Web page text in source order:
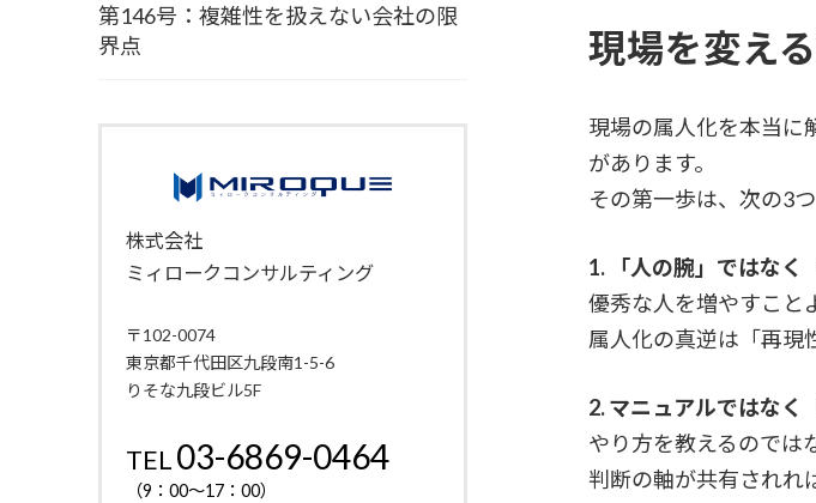
現場を変え
現場の属人化を本当に
があります。
その第一歩は、次の3つ
1. 「人の腕」ではなく
優秀な人を増やすこと
属人化の真逆は「再現
2.マニュアルではなく
やり方を教えるのでは
判断の軸が共有されれ
第146号：複雑性を扱えない会社の限
界点
株式会社
ミィロークコンサルティング
〒102-0074
東京都千代田区九段南1-5-6
りそな九段ビル5F
TEL03-6869-0464
（9：00～17：00）